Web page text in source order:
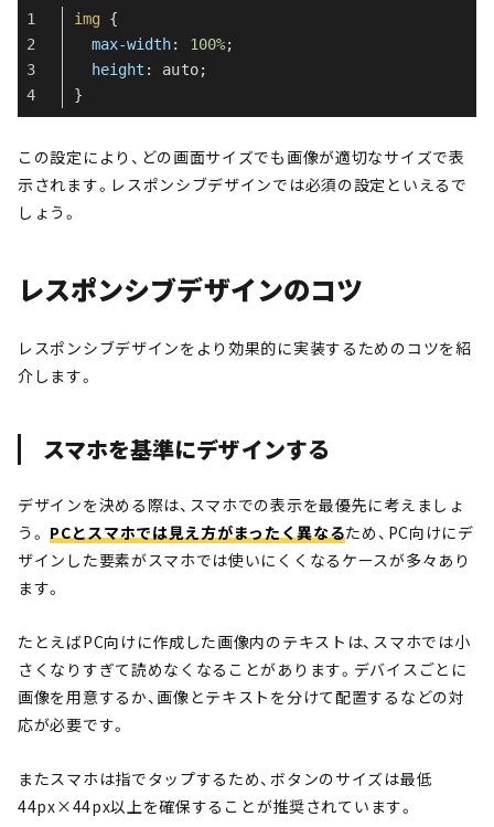
img {
max-width: 100%;
height : auto;
}
この設定により、どの画面サイズでも画像が適切なサイズで表
示されます。レスポンシブデザインでは必須の設定といえるで
しょう。
レスポンシブデザインのコツ
レスポンシブデザインをより効果的に実装するためのコツを紹
介します。
スマホを基準にデザインする
デザインを決める際は、スマホでの表示を最優先に考えましょ
う。PCとスマホでは見え方がまったく異なるため、PC向けにデ
ザインした要素がスマホでは使いにくくなるケースが多々あり
ます。
たとえばPC向けに作成した画像内のテキストは、スマホでは小
さくなりすぎて読めなくなることがあります。デバイスごとに
画像を用意するか、画像とテキストを分けて配置するなどの対
応が必要です。
またスマホは指でタップするため、ボタンのサイズは最低
44px×44px以上を確保することが推奨されています。